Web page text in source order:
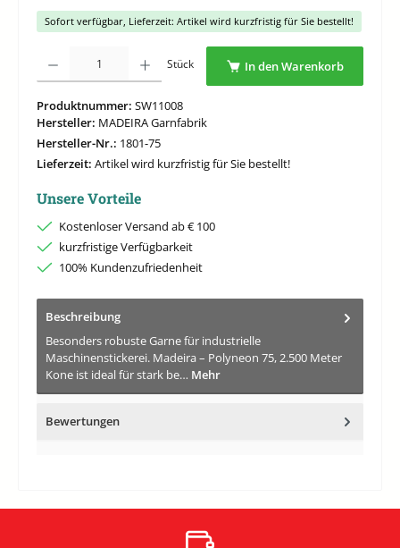
Sofort verfügbar, Lieferzeit: Artikel wird kurzfristig für Sie bestellt!
Produkt Anzahl: Gib den gewünschten Wert ein oder benutze die Schaltflächen um
Stück In den Warenkorb
Produktnummer: SW11008
Hersteller: MADEIRA Garnfabrik
Hersteller-Nr.: 1801-75
Lieferzeit: Artikel wird kurzfristig für Sie bestellt!
Unsere Vorteile
Kostenloser Versand ab € 100
kurzfristige Verfügbarkeit
100% Kundenzufriedenheit
Beschreibung
Besonders robuste Garne für industrielle
Maschinenstickerei. Madeira – Polyneon 75, 2.500 Meter
Kone ist ideal für stark be… Mehr
Bewertungen